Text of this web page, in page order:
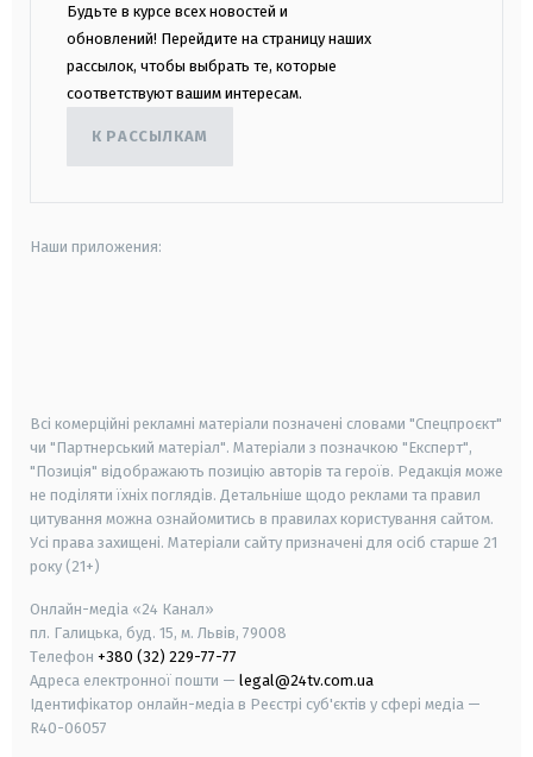
Будьте в курсе всех новостей и
обновлений! Перейдите на страницу наших
рассылок, чтобы выбрать те, которые
соответствуют вашим интересам.
К РАССЫЛКАМ
Наши приложения:
Всі комерційні рекламні матеріали позначені словами "Спецпроєкт"
чи "Партнерський матеріал". Матеріали з позначкою "Експерт",
"Позиція" відображають позицію авторів та героїв. Редакція може
не поділяти їхніх поглядів. Детальніше щодо реклами та правил
цитування можна ознайомитись в правилах користування сайтом.
Усі права захищені. Матеріали сайту призначені для осіб старше 21
року (21+)
Онлайн-медіа «24 Канал»
пл. Галицька, буд. 15, м. Львів, 79008
Телефон +380 (32) 229-77-77
Адреса електронної пошти — legal@24tv.com.ua
Ідентифікатор онлайн-медіа в Реєстрі суб'єктів у сфері медіа —
R40-06057